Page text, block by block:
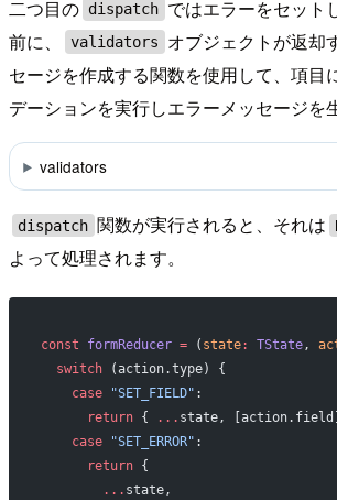
二つ目の dispatch ではエラーをセット
前に、
validators
オブジェクトが返却
セージを作成する関数を使用して、項目
デーションを実行しエラーメッセージを
validators
dispatch 関数が実行されると、それは
よって処理されます。
const formReducer = ( state: TState,
  switch
(action.type) {
    case
"SET_FIELD" :
      return
{ ... state,
    case
"SET_ERROR" :
      return
{
        ...
state,